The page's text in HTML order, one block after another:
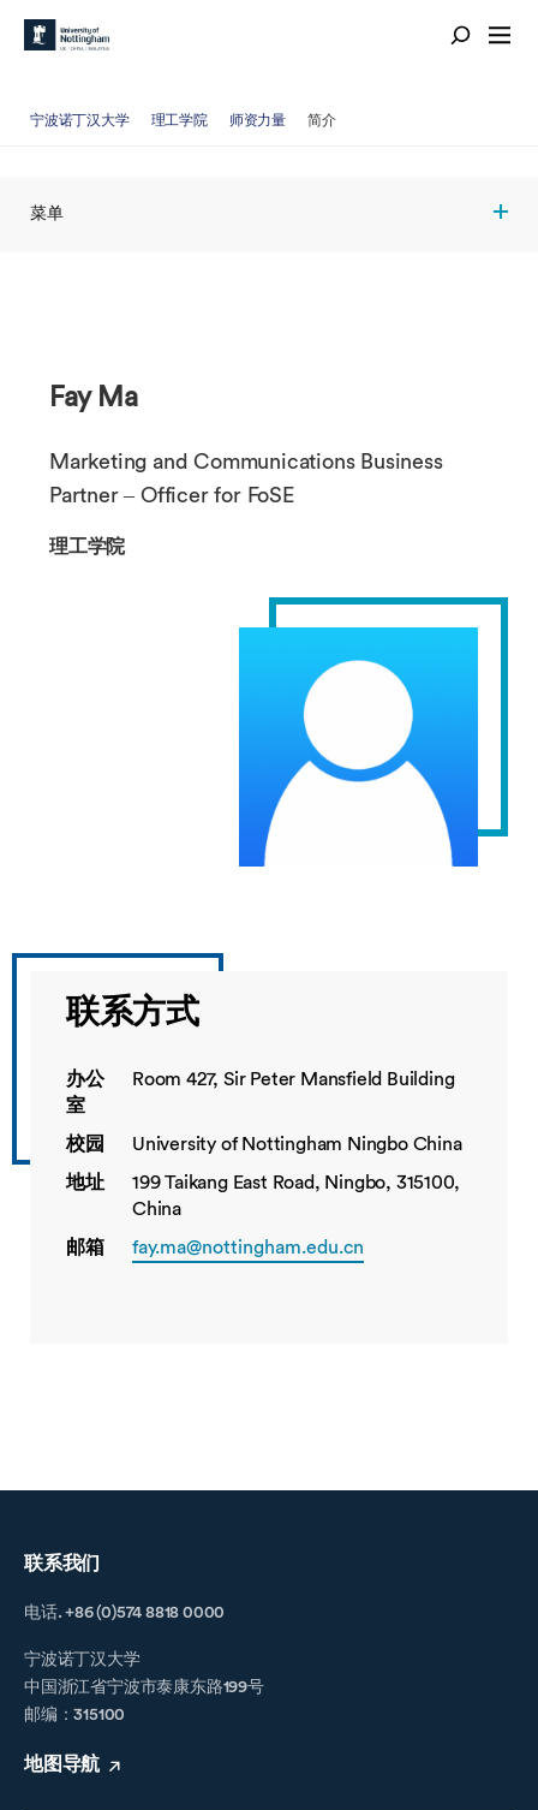
宁波诺丁汉大学 理工学院 师资力量 简介
菜单
Fay Ma
Marketing and Communications Business
Partner – Officer for FoSE
理工学院
联系方式
办公
室
Room 427, Sir Peter Mansfield Building
校园
University of Nottingham Ningbo China
地址
199 Taikang East Road, Ningbo, 315100,
China
邮箱
fay.ma@nottingham.edu.cn
联系我们
电话. +86 (0)574 8818 0000
宁波诺丁汉大学
中国浙江省宁波市泰康东路199号
邮编：315100
地图导航